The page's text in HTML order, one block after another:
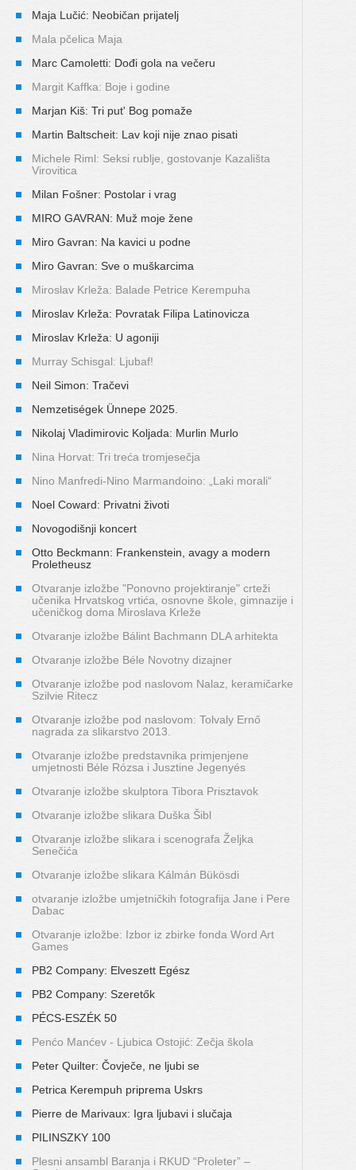
Maja Lučić: Neobičan prijatelj
Mala pčelica Maja
Marc Camoletti: Dođi gola na večeru
Margit Kaffka: Boje i godine
Marjan Kiš: Tri put' Bog pomaže
Martin Baltscheit: Lav koji nije znao pisati
Michele Riml: Seksi rublje, gostovanje Kazališta
Virovitica
Milan Fošner: Postolar i vrag
MIRO GAVRAN: Muž moje žene
Miro Gavran: Na kavici u podne
Miro Gavran: Sve o muškarcima
Miroslav Krleža: Balade Petrice Kerempuha
Miroslav Krleža: Povratak Filipa Latinovicza
Miroslav Krleža: U agoniji
Murray Schisgal: Ljubaf!
Neil Simon: Tračevi
Nemzetiségek Ünnepe 2025.
Nikolaj Vladimirovic Koljada: Murlin Murlo
Nina Horvat: Tri treća tromjesečja
Nino Manfredi-Nino Marmandoino: „Laki morali“
Noel Coward: Privatni životi
Novogodišnji koncert
Otto Beckmann: Frankenstein, avagy a modern
Proletheusz
Otvaranje izložbe "Ponovno projektiranje" crteži
učenika Hrvatskog vrtića, osnovne škole, gimnazije i
učeničkog doma Miroslava Krleže
Otvaranje izložbe Bálint Bachmann DLA arhitekta
Otvaranje izložbe Béle Novotny dizajner
Otvaranje izložbe pod naslovom Nalaz, keramičarke
Szilvie Ritecz
Otvaranje izložbe pod naslovom: Tolvaly Ernő
nagrada za slikarstvo 2013.
Otvaranje izložbe predstavnika primjenjene
umjetnosti Béle Rózsa i Jusztine Jegenyés
Otvaranje izložbe skulptora Tibora Prisztavok
Otvaranje izložbe slikara Duška Šibl
Otvaranje izložbe slikara i scenografa Željka
Senečića
Otvaranje izložbe slikara Kálmán Bükösdi
otvaranje izložbe umjetničkih fotografija Jane i Pere
Dabac
Otvaranje izložbe: Izbor iz zbirke fonda Word Art
Games
PB2 Company: Elveszett Egész
PB2 Company: Szeretők
PÉCS-ESZÉK 50
Penćo Manćev - Ljubica Ostojić: Zečja škola
Peter Quilter: Čovječe, ne ljubi se
Petrica Kerempuh priprema Uskrs
Pierre de Marivaux: Igra ljubavi i slučaja
PILINSZKY 100
Plesni ansambl Baranja i RKUD “Proleter” –